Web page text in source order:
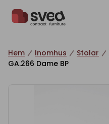
Hem Inomhus Stolar
GA.266 Dame BP